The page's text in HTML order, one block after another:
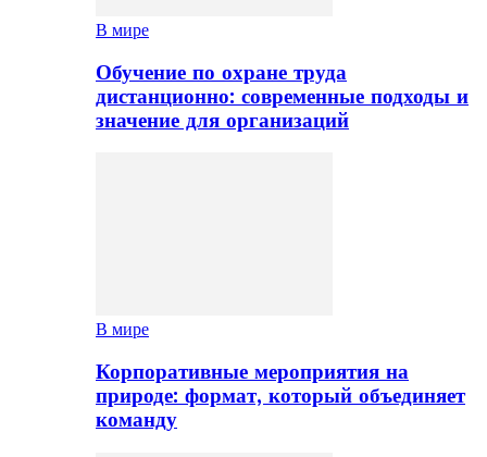
В мире
Обучение по охране труда
дистанционно: современные подходы и
значение для организаций
В мире
Корпоративные мероприятия на
природе: формат, который объединяет
команду